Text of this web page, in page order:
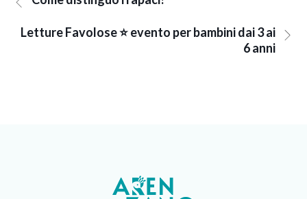
Letture Favolose ⭐ evento per bambini dai 3 ai
6 anni